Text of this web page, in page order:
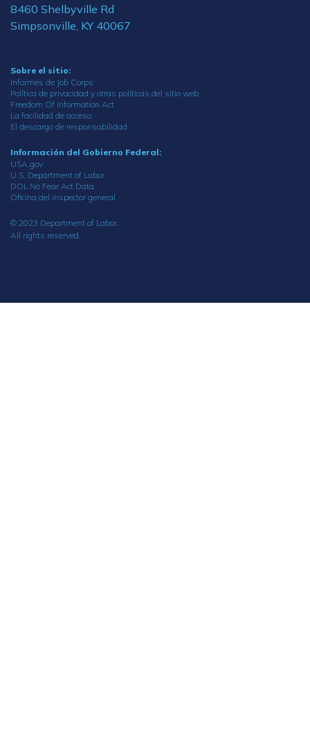
8460 Shelbyville Rd
Simpsonville, KY 40067
Sobre el sitio:
Informes de Job Corps
Política de privacidad y otras políticas del sitio web
Freedom Of Information Act
La facilidad de acceso
El descargo de responsabilidad
Información del Gobierno Federal:
USA.gov
U.S. Department of Labor
DOL No Fear Act Data
Oficina del inspector general
© 2023 Department of Labor.
All rights reserved.